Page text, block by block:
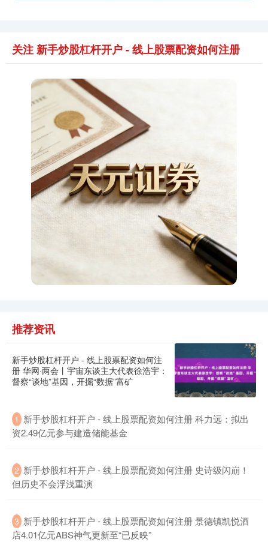
期指IC0 7811.60 +98.20 +1.27%
上证综指 3919.51 +19.16
关注 新手炒股杠杆开户 - 线上股票配资如何注册
推荐资讯
新手炒股杠杆开户 - 线上股票配资如何注
册 华网·两会丨宇宙东谈主大代表徐浩宇：
督察“谈地”基因，开掘“数据”富矿
1 新手炒股杠杆开户 - 线上股票配资如何注册 科力远：拟出
资2.49亿元参与建造储能基金
2 新手炒股杠杆开户 - 线上股票配资如何注册 史诗级闪崩！
但历史不会浮浅重演
3 新手炒股杠杆开户 - 线上股票配资如何注册 景德镇凯悦酒
店4.01亿元ABS神气更新至“已反映”